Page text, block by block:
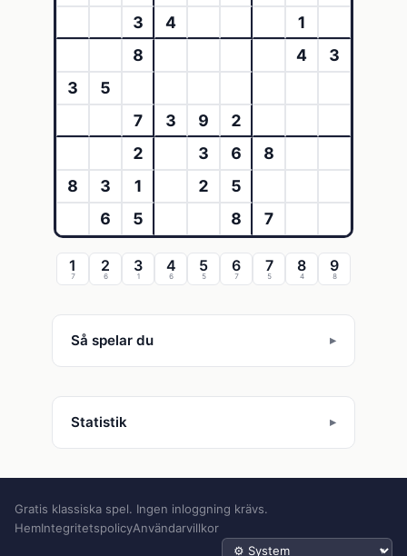
3
4
1
8
4
3
3
5
7
3 9
2
2
3 6
8
8
3 1 2
5
6
5 8 7
1
7
2
6
3
1
4
6
5
5
6
7
7
5
8
4
9
8
Så spelar du
Statistik
Gratis klassiska spel. Ingen inloggning krävs.
HemIntegritetspolicyAnvändarvillkor
Tema